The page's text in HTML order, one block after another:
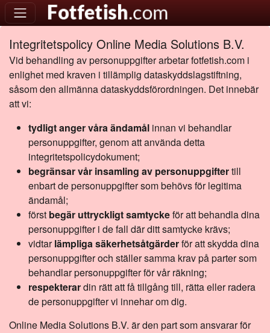
Integritetspolicy Online Media Solutions B.V.
Vid behandling av personuppgifter arbetar fotfetish.com i
enlighet med kraven i tillämplig dataskyddslagstiftning,
såsom den allmänna dataskyddsförordningen. Det innebär
att vi:
tydligt anger våra ändamål innan vi behandlar
personuppgifter, genom att använda detta
integritetspolicydokument;
begränsar vår insamling av personuppgiftertill
enbart de personuppgifter som behövs för legitima
ändamål;
först begär uttryckligt samtyckeför att behandla dina
personuppgifter i de fall där ditt samtycke krävs;
vidtarlämpliga säkerhetsåtgärderför att skydda dina
personuppgifter och ställer samma krav på parter som
behandlar personuppgifter för vår räkning;
respekterardin rätt att få tillgång till, rätta eller radera
de personuppgifter vi innehar om dig.
Online Media Solutions B.V. är den part som ansvarar för